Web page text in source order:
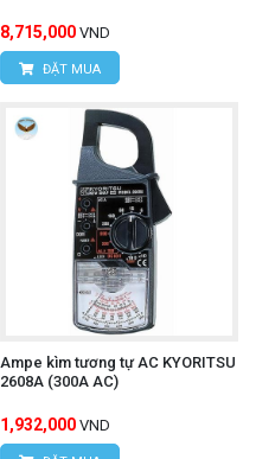
8,715,000 VND
ĐẶT MUA
Ampe kìm tương tự AC KYORITSU
2608A (300A AC)
1,932,000 VND